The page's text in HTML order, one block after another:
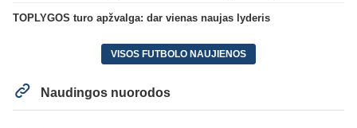
TOPLYGOS turo apžvalga: dar vienas naujas lyderis
VISOS FUTBOLO NAUJIENOS
Naudingos nuorodos